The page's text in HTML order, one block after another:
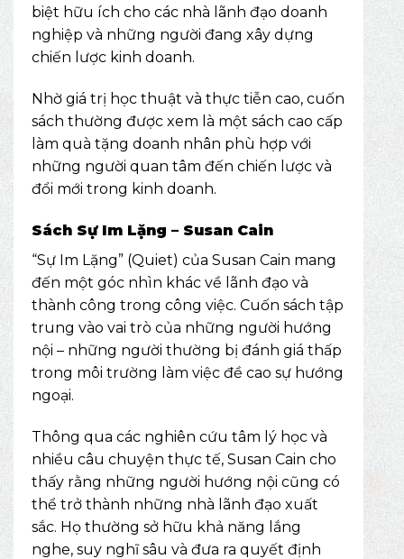
biệt hữu ích cho các nhà lãnh đạo doanh
nghiệp và những người đang xây dựng
chiến lược kinh doanh.
Nhờ giá trị học thuật và thực tiễn cao, cuốn
sách thường được xem là một sách cao cấp
làm quà tặng doanh nhân phù hợp với
những người quan tâm đến chiến lược và
đổi mới trong kinh doanh.
Sách Sự Im Lặng – Susan Cain
“Sự Im Lặng” (Quiet) của Susan Cain mang
đến một góc nhìn khác về lãnh đạo và
thành công trong công việc. Cuốn sách tập
trung vào vai trò của những người hướng
nội – những người thường bị đánh giá thấp
trong môi trường làm việc đề cao sự hướng
ngoại.
Thông qua các nghiên cứu tâm lý học và
nhiều câu chuyện thực tế, Susan Cain cho
thấy rằng những người hướng nội cũng có
thể trở thành những nhà lãnh đạo xuất
sắc. Họ thường sở hữu khả năng lắng
nghe, suy nghĩ sâu và đưa ra quyết định